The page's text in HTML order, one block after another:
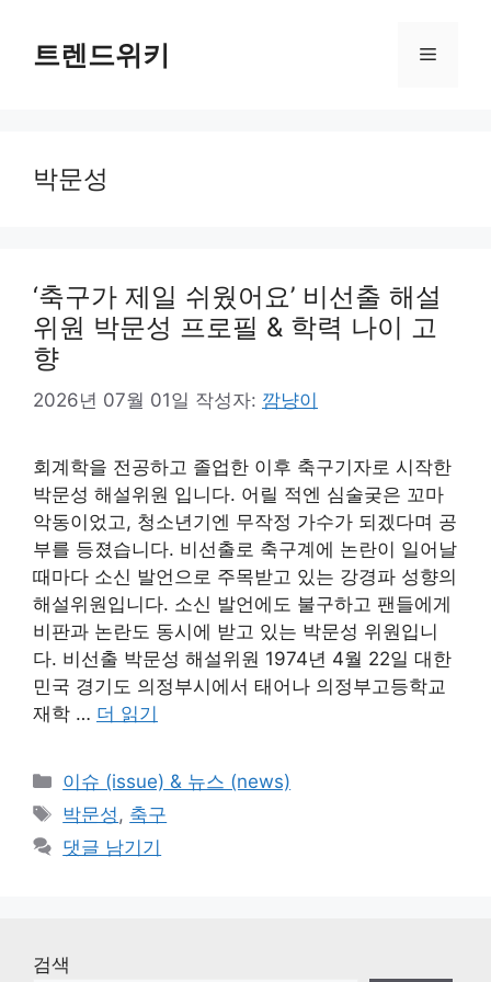
트렌드위키 메
박문성
‘축구가 제일 쉬웠어요’ 비선출 해설
위원 박문성 프로필 & 학력 나이 고
향
2026년 07월 01일 작성자: 깜냥이
회계학을 전공하고 졸업한 이후 축구기자로 시작한
박문성 해설위원 입니다. 어릴 적엔 심술궂은 꼬마
악동이었고, 청소년기엔 무작정 가수가 되겠다며 공
부를 등졌습니다. 비선출로 축구계에 논란이 일어날
때마다 소신 발언으로 주목받고 있는 강경파 성향의
해설위원입니다. 소신 발언에도 불구하고 팬들에게
비판과 논란도 동시에 받고 있는 박문성 위원입니
다. 비선출 박문성 해설위원 1974년 4월 22일 대한
민국 경기도 의정부시에서 태어나 의정부고등학교
재학 … 더 읽기
카
테
고
리
이슈 (issue) & 뉴스 (news)
태
그
박문성 , 축구
댓글 남기기
검색